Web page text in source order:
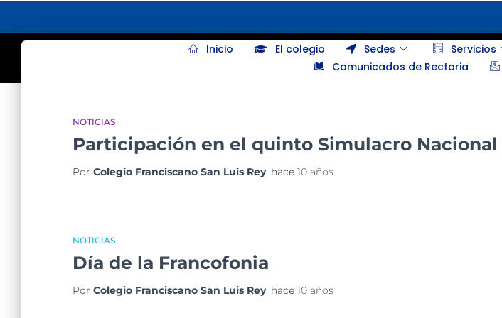
Inicio El colegio Sedes Servicios
Comunicados de Rectoria
NOTICIAS
Participación en el quinto Simulacro Nacional
Por Colegio Franciscano San Luis Rey, hace 10 años
NOTICIAS
Día de la Francofonia
Por Colegio Franciscano San Luis Rey, hace 10 años